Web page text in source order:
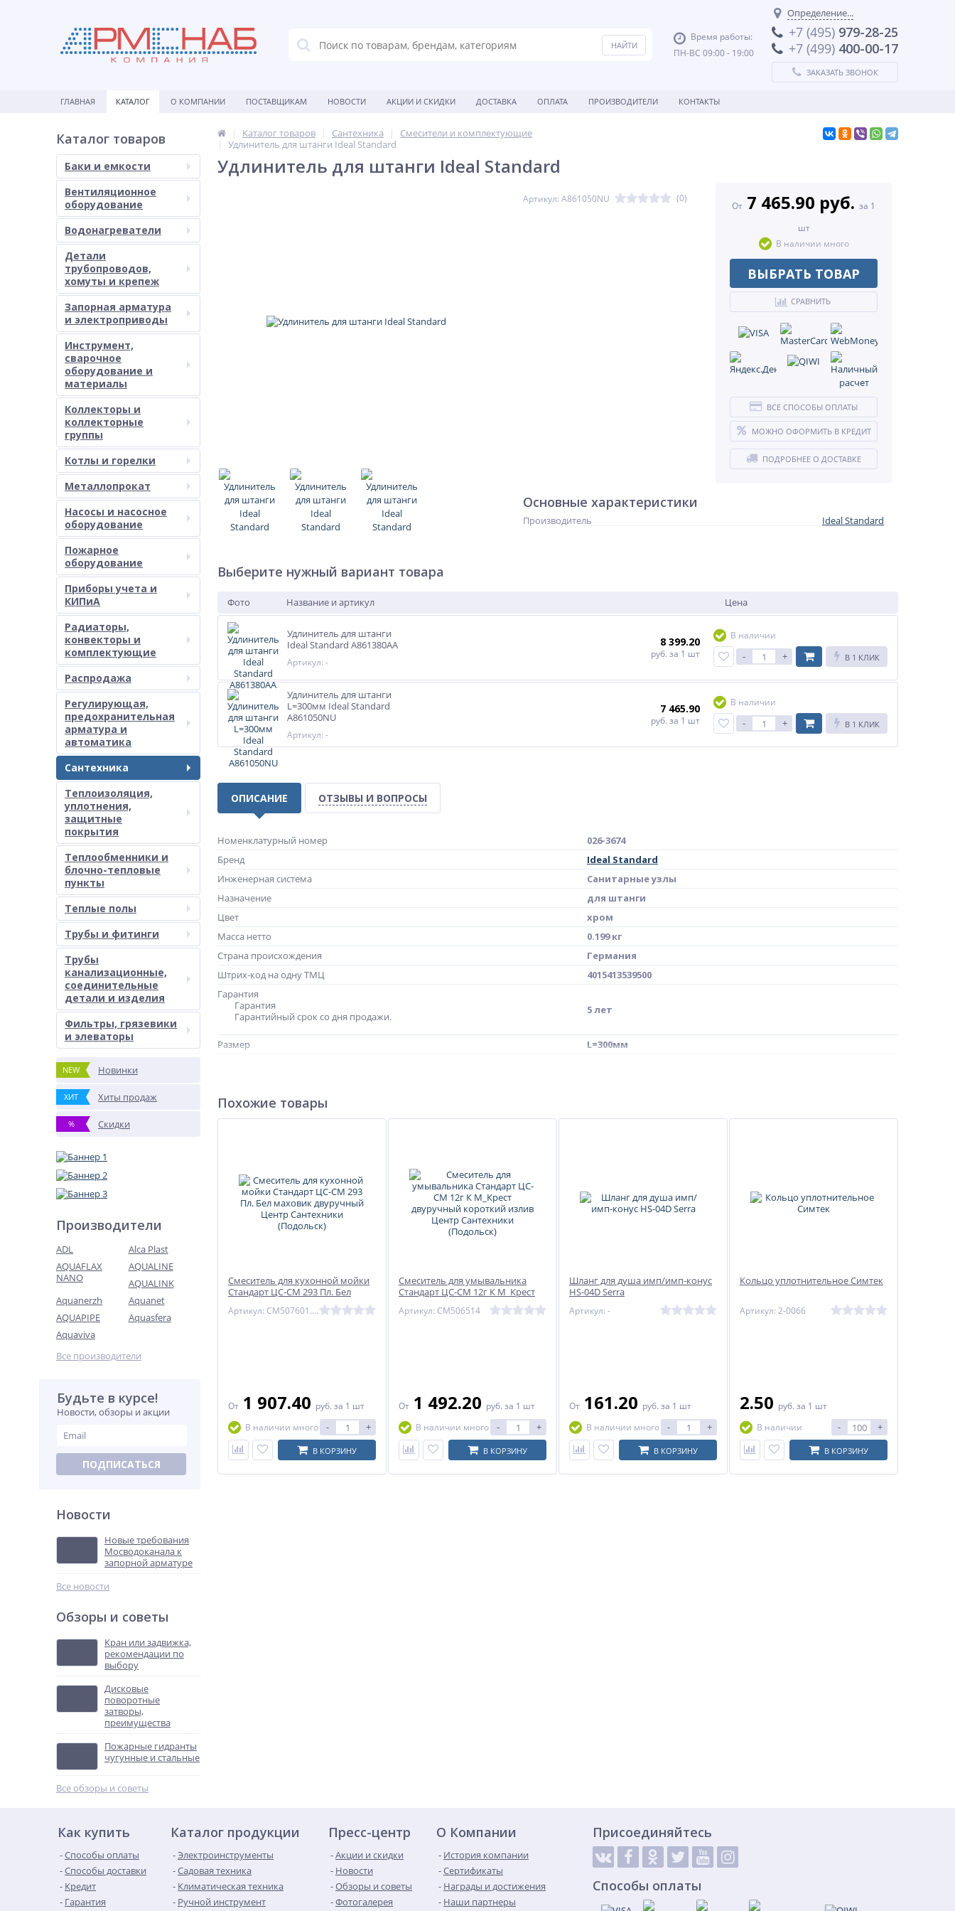
Время работы:
ПН-ВС 09:00 - 19:00
Определение...
+7 (495) 979-28-25
+7 (499) 400-00-17
ЗАКАЗАТЬ ЗВОНОК
ГЛАВНАЯ КАТАЛОГ О КОМПАНИИ ПОСТАВЩИКАМ НОВОСТИ АКЦИИ И СКИДКИ ДОСТАВКА ОПЛАТА ПРОИЗВОДИТЕЛИ КОНТАКТЫ
Каталог товаров
Баки и емкости
Вентиляционное
оборудование
Водонагреватели
Детали
трубопроводов,
хомуты и крепеж
Запорная арматура
и электроприводы
Инструмент,
сварочное
оборудование и
материалы
Коллекторы и
коллекторные
группы
Котлы и горелки
Металлопрокат
Насосы и насосное
оборудование
Пожарное
оборудование
Приборы учета и
КИПиА
Радиаторы,
конвекторы и
комплектующие
Распродажа
Регулирующая,
предохранительная
арматура и
автоматика
Сантехника
Теплоизоляция,
уплотнения,
защитные
покрытия
Теплообменники и
блочно-тепловые
пункты
Теплые полы
Трубы и фитинги
Трубы
канализационные,
соединительные
детали и изделия
Фильтры, грязевики
и элеваторы
NEW Новинки
ХИТ Хиты продаж
% Скидки
Производители
ADL
Alca Plast
AQUAFLAX
NANO
AQUALINE
AQUALINK
Aquanerzh
Aquanet
AQUAPIPE
Aquasfera
Aquaviva
Все производители
Будьте в курсе!
Новости, обзоры и акции
ПОДПИСАТЬСЯ
Новости
Новые требования
Мосводоканала к
запорной арматуре
Все новости
Обзоры и советы
Кран или задвижка,
рекомендации по
выбору
Дисковые
поворотные
затворы,
преимущества
Пожарные гидранты
чугунные и стальные
Все обзоры и советы
Каталог товаров Сантехника
Смесители и комплектующие
Удлинитель для штанги Ideal Standard
Удлинитель для штанги Ideal Standard
Артикул: A861050NU (0)
От 7 465.90 руб. за 1
шт
В наличии много
ВЫБРАТЬ ТОВАР
СРАВНИТЬ
ВСЕ СПОСОБЫ ОПЛАТЫ
МОЖНО ОФОРМИТЬ В КРЕДИТ
ПОДРОБНЕЕ О ДОСТАВКЕ
Основные характеристики
Производитель Ideal Standard
Выберите нужный вариант товара
Фото Название и артикул Цена
Удлинитель для штанги
Ideal Standard A861380AA
Артикул: -
8 399.20
руб. за 1 шт
В наличии
- + В 1 КЛИК
Удлинитель для штанги
L=300мм Ideal Standard
A861050NU
Артикул: -
7 465.90
руб. за 1 шт
В наличии
- + В 1 КЛИК
ОПИСАНИЕ ОТЗЫВЫ И ВОПРОСЫ
Номенклатурный номер
026-3674
Бренд
Ideal Standard
Инженерная система
Санитарные узлы
Назначение
для штанги
Цвет
хром
Масса нетто
0.199 кг
Страна происхождения
Германия
Штрих-код на одну ТМЦ
4015413539500
Гарантия
Гарантия
Гарантийный срок со дня продажи.
5 лет
Размер
L=300мм
Похожие товары
Смеситель для кухонной мойки
Стандарт ЦС-СМ 293 Пл. Бел
маховик двуручный Центр
Сантехники (Подольск)
Артикул: СМ507601.12
От 1 907.40 руб. за 1 шт
В наличии много
- +
В КОРЗИНУ
Смеситель для умывальника
Стандарт ЦС-СМ 12г К М_Крест
двуручный короткий излив
Центр Сантехники (Подольск)
Артикул: СМ506514
От 1 492.20 руб. за 1 шт
В наличии много
- +
В КОРЗИНУ
Шланг для душа имп/имп-конус
HS-04D Serra
Артикул: -
От 161.20 руб. за 1 шт
В наличии много
- +
В КОРЗИНУ
Кольцо уплотнительное Симтек
Артикул: 2-0066
2.50 руб. за 1 шт
В наличии
- +
В КОРЗИНУ
Как купить
Способы оплаты
Способы доставки
Кредит
Гарантия
Каталог продукции
Электроинструменты
Садовая техника
Климатическая техника
Ручной инструмент
Пресс-центр
Акции и скидки
Новости
Обзоры и советы
Фотогалерея
О Компании
История компании
Сертификаты
Награды и достижения
Наши партнеры
Присоединяйтесь
Способы оплаты